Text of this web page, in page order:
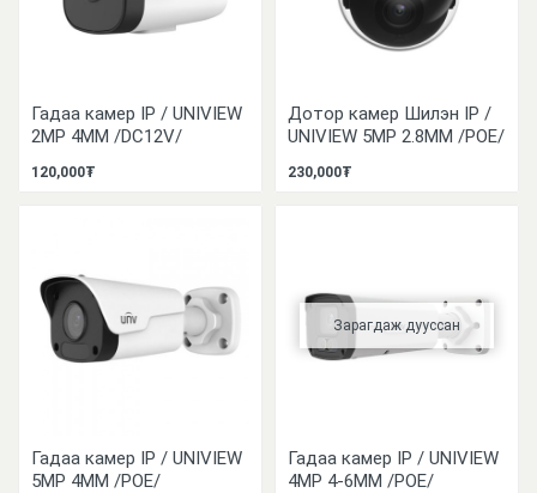
Гадаа камер IP / UNIVIEW
2MP 4MM /DC12V/
120,000₮
Дотор камер Шилэн IP /
UNIVIEW 5MP 2.8ММ /POE/
230,000₮
Гадаа камер IP / UNIVIEW
5MP 4MM /POE/
Зарагдаж дууссан
Гадаа камер IP / UNIVIEW
4MP 4-6MM /POE/